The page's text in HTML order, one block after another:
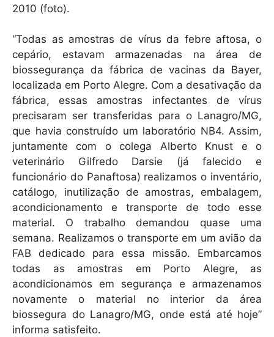
2010 (foto).
“Todas as amostras de vírus da febre aftosa, o
cepário, estavam armazenadas na área de
biossegurança da fábrica de vacinas da Bayer,
localizada em Porto Alegre. Com a desativação da
fábrica, essas amostras infectantes de vírus
precisaram ser transferidas para o Lanagro/MG,
que havia construído um laboratório NB4. Assim,
juntamente com o colega Alberto Knust e o
veterinário Gilfredo Darsie (já falecido e
funcionário do Panaftosa) realizamos o inventário,
catálogo, inutilização de amostras, embalagem,
acondicionamento e transporte de todo esse
material. O trabalho demandou quase uma
semana. Realizamos o transporte em um avião da
FAB dedicado para essa missão. Embarcamos
todas as amostras em Porto Alegre, as
acondicionamos em segurança e armazenamos
novamente o material no interior da área
biossegura do Lanagro/MG, onde está até hoje”
informa satisfeito.